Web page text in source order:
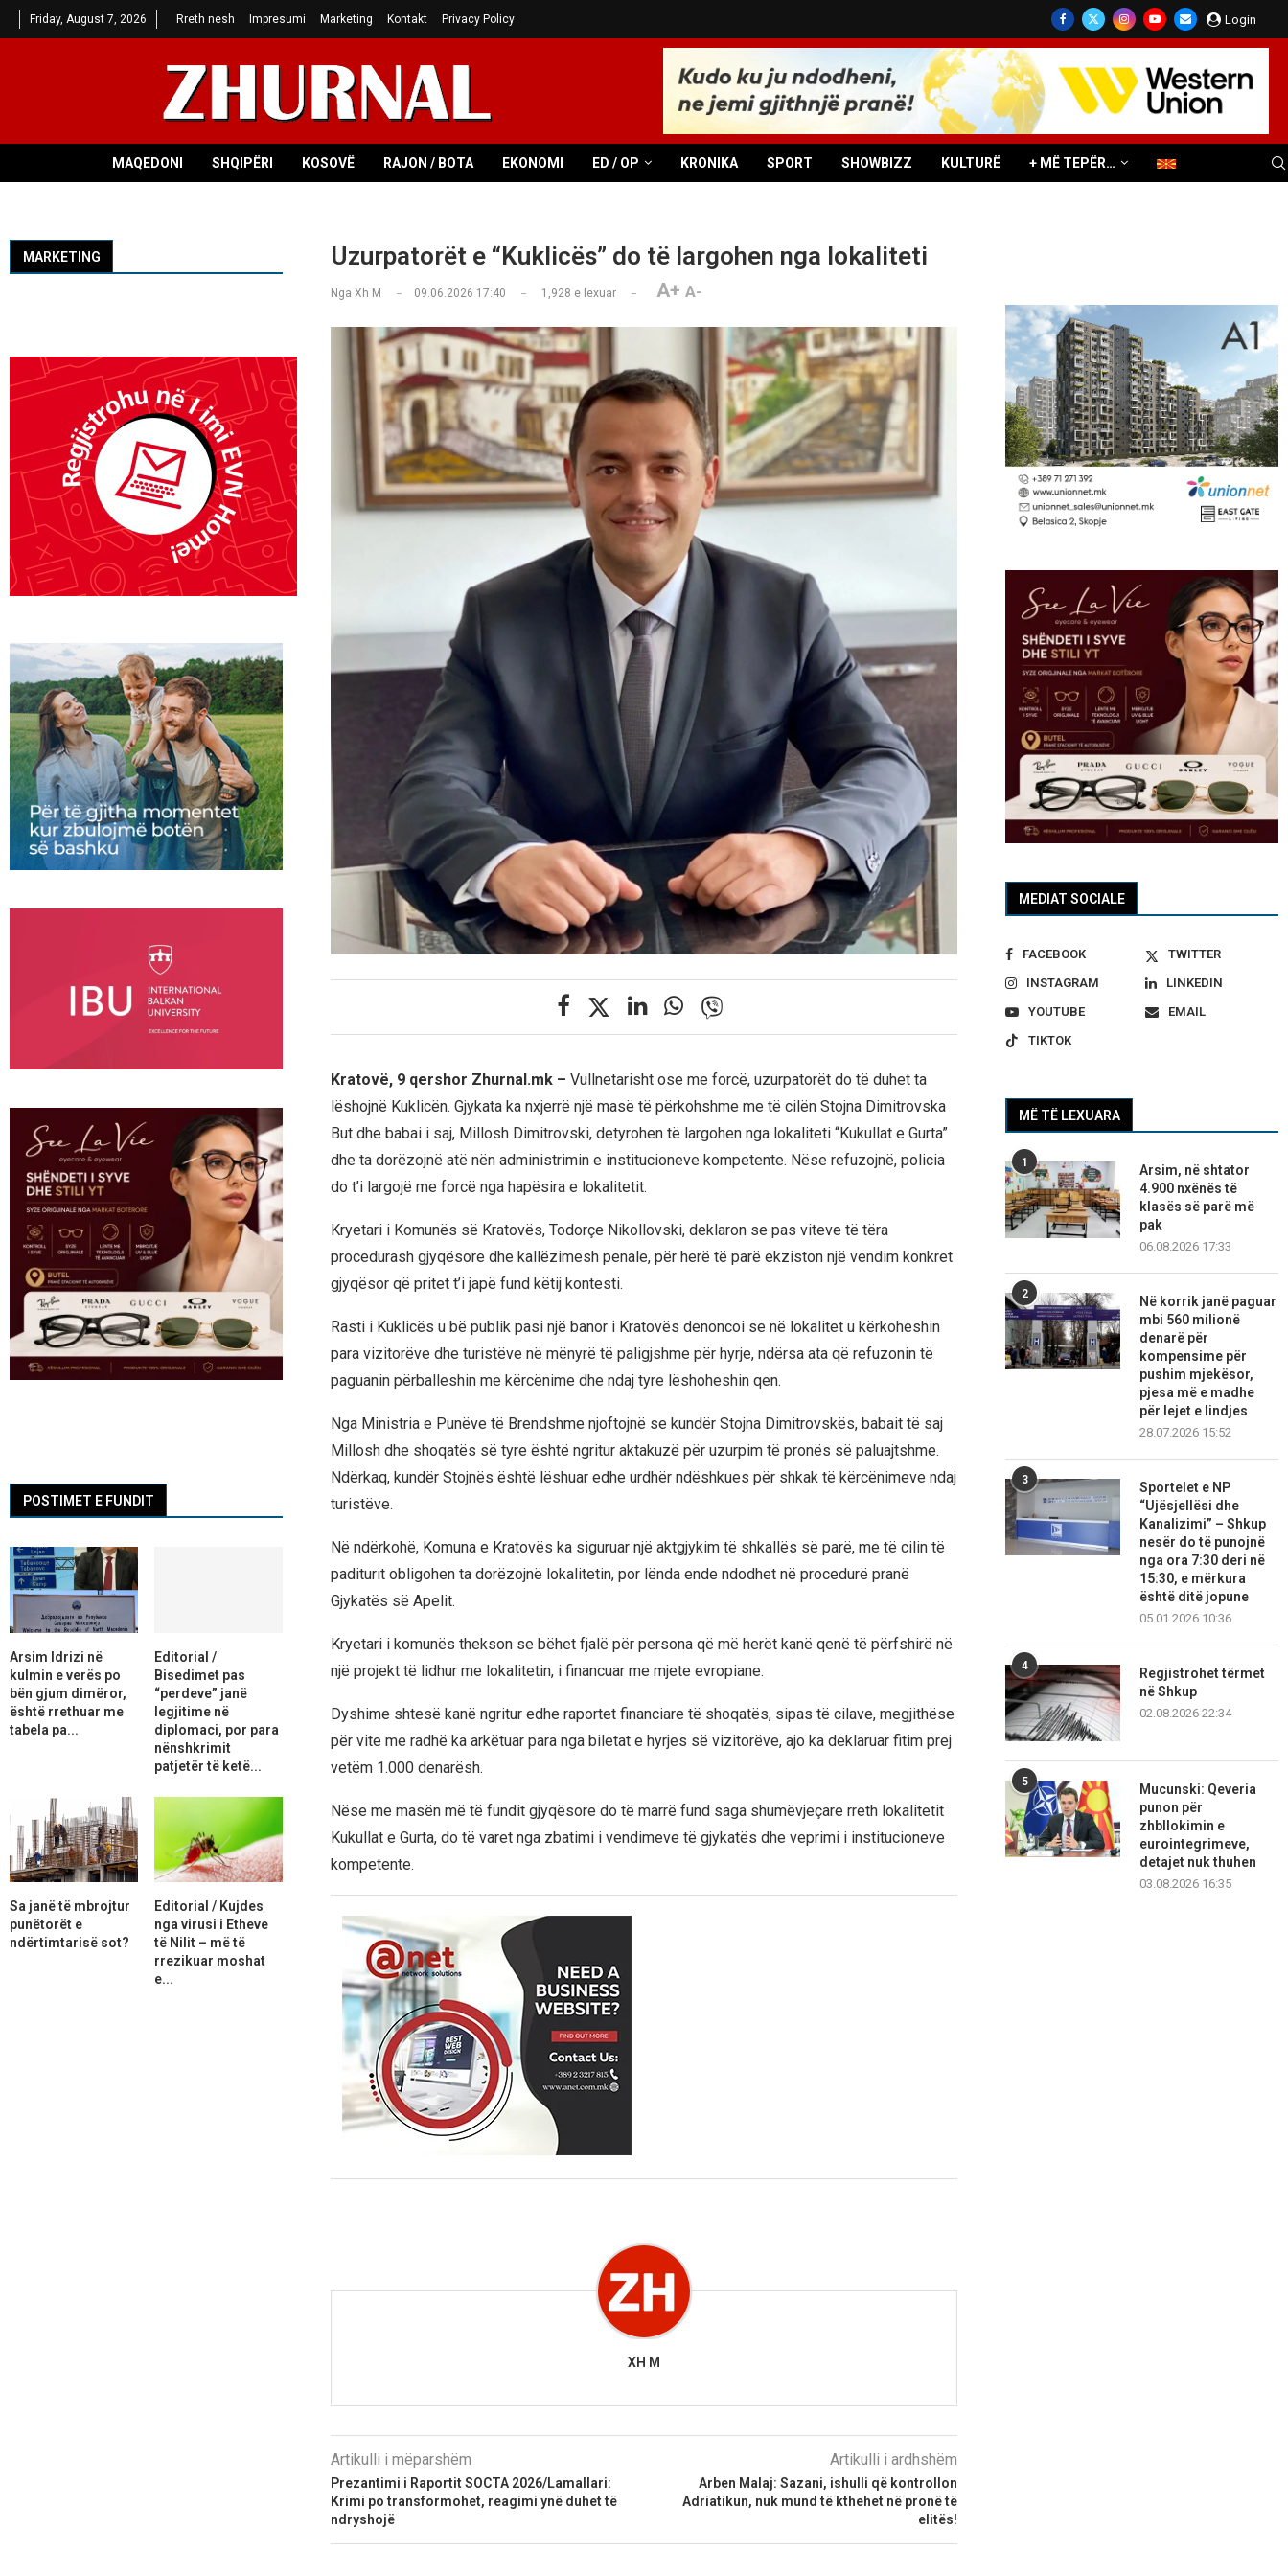
Friday, August 7, 2026 Rreth nesh Impresumi Marketing Kontakt Privacy Policy Login
MAQEDONI SHQIPËRI KOSOVË RAJON / BOTA EKONOMI ED / OP KRONIKA SPORT SHOWBIZZ KULTURË + MË TEPËR…
Uzurpatorët e “Kuklicës” do të largohen nga lokaliteti
Nga Xh M 09.06.2026 17:40 1,928 e lexuar A+ A-
Kratovë, 9 qershor Zhurnal.mk – Vullnetarisht ose me forcë, uzurpatorët do të duhet ta
lëshojnë Kuklicën. Gjykata ka nxjerrë një masë të përkohshme me të cilën Stojna Dimitrovska
But dhe babai i saj, Millosh Dimitrovski, detyrohen të largohen nga lokaliteti “Kukullat e Gurta”
dhe ta dorëzojnë atë nën administrimin e institucioneve kompetente. Nëse refuzojnë, policia
do t’i largojë me forcë nga hapësira e lokalitetit.
Kryetari i Komunës së Kratovës, Todorçe Nikollovski, deklaron se pas viteve të tëra
procedurash gjyqësore dhe kallëzimesh penale, për herë të parë ekziston një vendim konkret
gjyqësor që pritet t’i japë fund këtij kontesti.
Rasti i Kuklicës u bë publik pasi një banor i Kratovës denoncoi se në lokalitet u kërkoheshin
para vizitorëve dhe turistëve në mënyrë të paligjshme për hyrje, ndërsa ata që refuzonin të
paguanin përballeshin me kërcënime dhe ndaj tyre lëshoheshin qen.
Nga Ministria e Punëve të Brendshme njoftojnë se kundër Stojna Dimitrovskës, babait të saj
Millosh dhe shoqatës së tyre është ngritur aktakuzë për uzurpim të pronës së paluajtshme.
Ndërkaq, kundër Stojnës është lëshuar edhe urdhër ndëshkues për shkak të kërcënimeve ndaj
turistëve.
Në ndërkohë, Komuna e Kratovës ka siguruar një aktgjykim të shkallës së parë, me të cilin të
paditurit obligohen ta dorëzojnë lokalitetin, por lënda ende ndodhet në procedurë pranë
Gjykatës së Apelit.
Kryetari i komunës thekson se bëhet fjalë për persona që më herët kanë qenë të përfshirë në
një projekt të lidhur me lokalitetin, i financuar me mjete evropiane.
Dyshime shtesë kanë ngritur edhe raportet financiare të shoqatës, sipas të cilave, megjithëse
për vite me radhë ka arkëtuar para nga biletat e hyrjes së vizitorëve, ajo ka deklaruar fitim prej
vetëm 1.000 denarësh.
Nëse me masën më të fundit gjyqësore do të marrë fund saga shumëvjeçare rreth lokalitetit
Kukullat e Gurta, do të varet nga zbatimi i vendimeve të gjykatës dhe veprimi i institucioneve
kompetente.
XH M
Artikulli i mëparshëm
Prezantimi i Raportit SOCTA 2026/Lamallari:
Krimi po transformohet, reagimi ynë duhet të
ndryshojë
Artikulli i ardhshëm
Arben Malaj: Sazani, ishulli që kontrollon
Adriatikun, nuk mund të kthehet në pronë të
elitës!
MEDIAT SOCIALE
FACEBOOK
TWITTER
INSTAGRAM
LINKEDIN
YOUTUBE
EMAIL
TIKTOK
MË TË LEXUARA
1
Arsim, në shtator
4.900 nxënës të
klasës së parë më
pak
06.08.2026 17:33
2
Në korrik janë paguar
mbi 560 milionë
denarë për
kompensime për
pushim mjekësor,
pjesa më e madhe
për lejet e lindjes
28.07.2026 15:52
3
Sportelet e NP
“Ujësjellësi dhe
Kanalizimi” – Shkup
nesër do të punojnë
nga ora 7:30 deri në
15:30, e mërkura
është ditë jopune
05.01.2026 10:36
4
Regjistrohet tërmet
në Shkup
02.08.2026 22:34
5
Mucunski: Qeveria
punon për
zhbllokimin e
eurointegrimeve,
detajet nuk thuhen
03.08.2026 16:35
MARKETING
POSTIMET E FUNDIT
Arsim Idrizi në
kulmin e verës po
bën gjum dimëror,
është rrethuar me
tabela pa...
Editorial /
Bisedimet pas
“perdeve” janë
legjitime në
diplomaci, por para
nënshkrimit
patjetër të ketë...
Sa janë të mbrojtur
punëtorët e
ndërtimtarisë sot?
Editorial / Kujdes
nga virusi i Etheve
të Nilit – më të
rrezikuar moshat
e...